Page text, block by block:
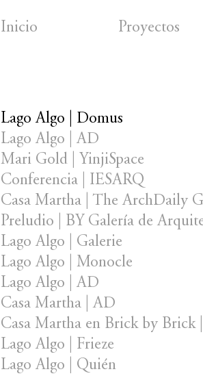
Inicio Proyectos
Lago Algo | Domus
Lago Algo | AD
Mari Gold | YinjiSpace
Conferencia | IESARQ
Casa Martha | The ArchDaily
Preludio | BY Galería de
Lago Algo | Galerie
Lago Algo | Monocle
Lago Algo | AD
Casa Martha | AD
Casa Martha en Brick by Brick
Lago Algo | Frieze
Lago Algo | Quién